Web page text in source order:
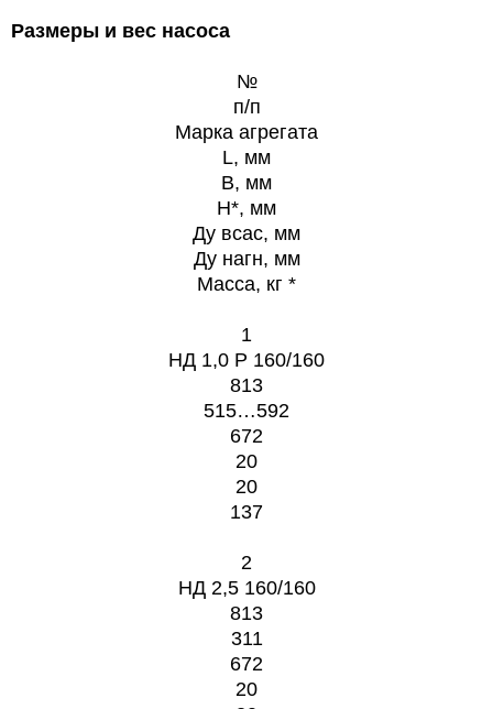
Размеры и вес насоса
№
п/п
Марка агрегата
L, мм
B, мм
H*, мм
Ду всас, мм
Ду нагн, мм
Масса, кг *
1
НД 1,0 Р 160/160
813
515…592
672
20
20
137
2
НД 2,5 160/160
813
311
672
20